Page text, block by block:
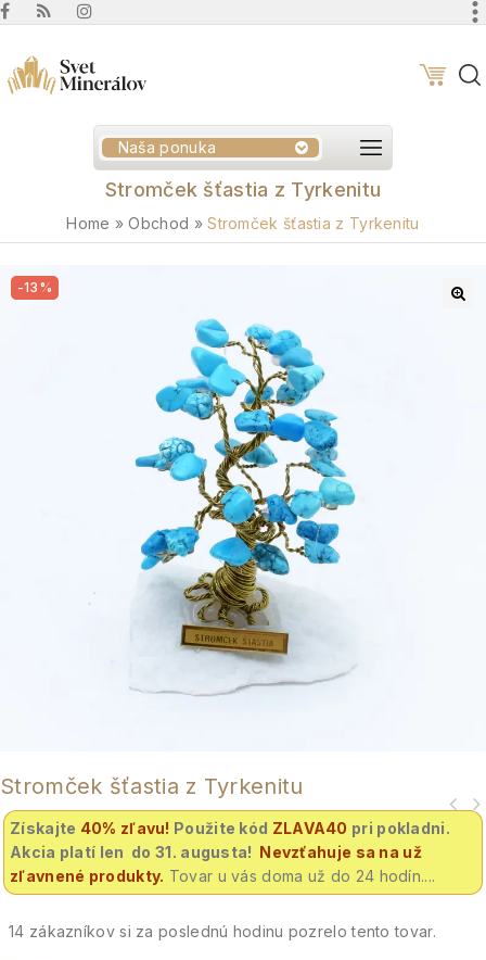
Naša ponuka
Stromček šťastia z Tyrkenitu
Home »Obchod »Stromček šťastia z Tyrkenitu
-13%
Stromček šťastia z Tyrkenitu
Získajte 40% zľavu! Použite kód ZLAVA40 pri pokladni.
Akcia platí len do 31. augusta! Nevzťahuje sa na už
zľavnené produkty. Tovar u vás doma už do 24 hodín....
14 zákazníkov si za poslednú hodinu pozrelo tento tovar.